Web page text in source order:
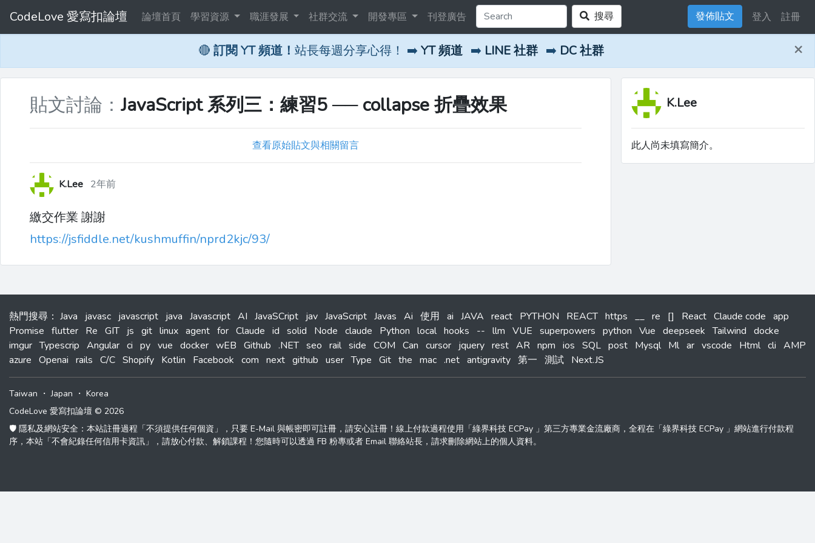
CodeLove 愛寫扣論壇 論壇首頁 學習資源 職涯發展 社群交流 開發專區 刊登廣告 搜尋 發佈貼文 登入 註冊
🔴 訂閱 YT 頻道！ 站長每週分享心得！ ➡️ YT 頻道 ➡️ LINE 社群 ➡️ DC 社群 ×
貼文討論： JavaScript 系列三：練習5 ── collapse 折疊效果
查看原始貼文與相關留言
K.Lee 2年前
繳交作業 謝謝
https://jsfiddle.net/kushmuffin/nprd2kjc/93/
K.Lee
此人尚未填寫簡介。
熱門搜尋 ： Java javasc javascript java Javascript AI JavaSCript jav JavaScript Javas Ai 使用 ai JAVA react PYTHON REACT https __ re [] React Claude code app
Promise flutter Re GIT js git linux agent for Claude id solid Node claude Python local hooks -- llm VUE superpowers python Vue deepseek Tailwind docke
imgur Typescrip Angular ci py vue docker wEB Github .NET seo rail side COM Can cursor jquery rest AR npm ios SQL post Mysql Ml ar vscode Html cli AMP
azure Openai rails C/C Shopify Kotlin Facebook com next github user Type Git the mac .net antigravity 第一 測試 Next.JS
Taiwan ・Japan ・ Korea
CodeLove 愛寫扣論壇 © 2026
🛡️ 隱私及網站安全：本站註冊過程「不須提供任何個資」，只要 E-Mail 與帳密即可註冊，請安心註冊！線上付款過程使用「綠界科技 ECPay 」第三方專業金流廠商，全程在「綠界科技 ECPay 」網站進行付款程
序，本站「不會紀錄任何信用卡資訊」，請放心付款、解鎖課程！您隨時可以透過 FB 粉專或者 Email 聯絡站長，請求刪除網站上的個人資料。